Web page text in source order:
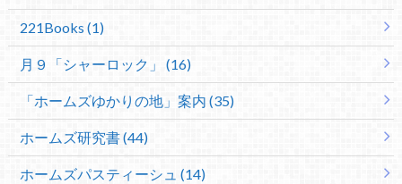
221Books (1)
月９「シャーロック」 (16)
「ホームズゆかりの地」案内 (35)
ホームズ研究書 (44)
ホームズパスティーシュ (14)